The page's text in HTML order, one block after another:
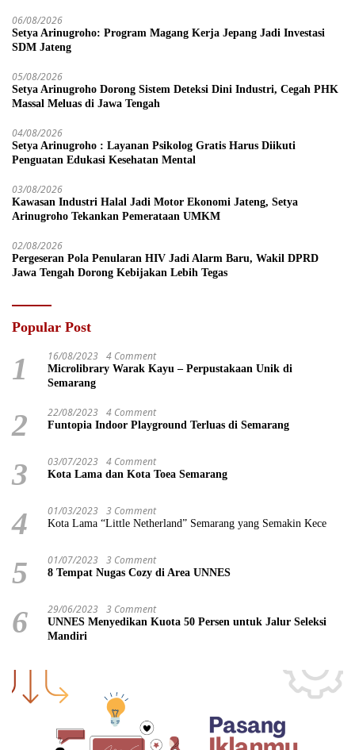
06/08/2026
Setya Arinugroho: Program Magang Kerja Jepang Jadi Investasi
SDM Jateng
05/08/2026
Setya Arinugroho Dorong Sistem Deteksi Dini Industri, Cegah PHK
Massal Meluas di Jawa Tengah
04/08/2026
Setya Arinugroho : Layanan Psikolog Gratis Harus Diikuti
Penguatan Edukasi Kesehatan Mental
03/08/2026
Kawasan Industri Halal Jadi Motor Ekonomi Jateng, Setya
Arinugroho Tekankan Pemerataan UMKM
02/08/2026
Pergeseran Pola Penularan HIV Jadi Alarm Baru, Wakil DPRD
Jawa Tengah Dorong Kebijakan Lebih Tegas
Popular Post
1 16/08/2023 4 Comment
Microlibrary Warak Kayu – Perpustakaan Unik di
Semarang
2 22/08/2023 4 Comment
Funtopia Indoor Playground Terluas di Semarang
3 03/07/2023 4 Comment
Kota Lama dan Kota Toea Semarang
4 01/03/2023 3 Comment
Kota Lama “Little Netherland” Semarang yang Semakin Kece
5 01/07/2023 3 Comment
8 Tempat Nugas Cozy di Area UNNES
6 29/06/2023 3 Comment
UNNES Menyedikan Kuota 50 Persen untuk Jalur Seleksi
Mandiri